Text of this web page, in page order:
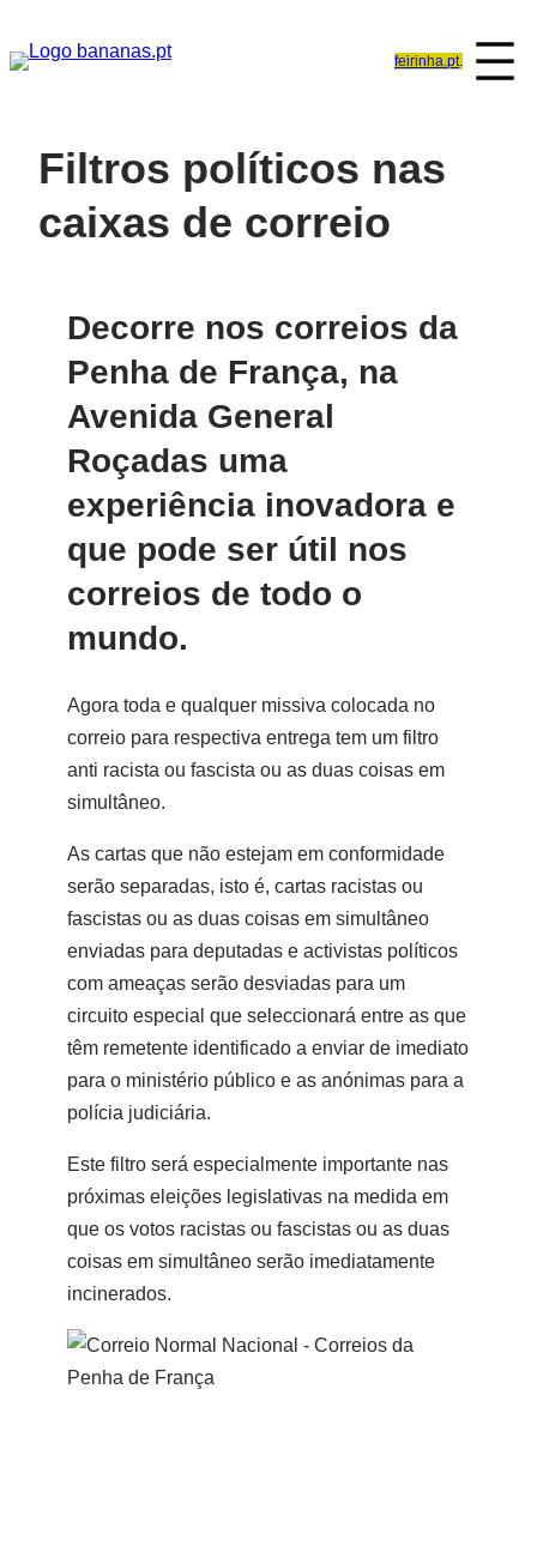
para
feirinha.pt.
Filtros políticos nas
caixas de correio
Decorre nos correios da
Penha de França, na
Avenida General
Roçadas uma
experiência inovadora e
que pode ser útil nos
correios de todo o
mundo.
Agora toda e qualquer missiva colocada no
correio para respectiva entrega tem um filtro
anti racista ou fascista ou as duas coisas em
simultâneo.
As cartas que não estejam em conformidade
serão separadas, isto é, cartas racistas ou
fascistas ou as duas coisas em simultâneo
enviadas para deputadas e activistas políticos
com ameaças serão desviadas para um
circuito especial que seleccionará entre as que
têm remetente identificado a enviar de imediato
para o ministério público e as anónimas para a
polícia judiciária.
Este filtro será especialmente importante nas
próximas eleições legislativas na medida em
que os votos racistas ou fascistas ou as duas
coisas em simultâneo serão imediatamente
incinerados.